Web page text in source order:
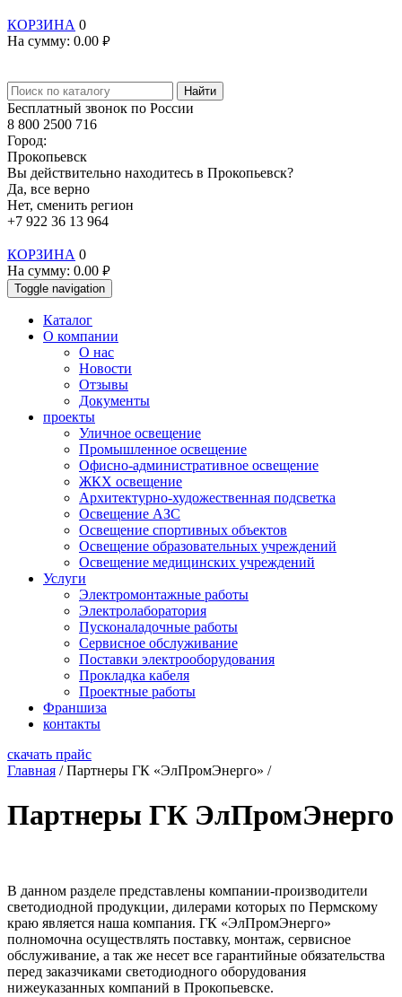
КОРЗИНА 0
На сумму: 0.00 руб.
Найти
Бесплатный звонок по России
8 800 2500 716
Город:
Прокопьевск
Вы действительно находитесь в Прокопьевск?
Да, все верно
Нет, сменить регион
+7 922 36 13 964
КОРЗИНА 0
На сумму: 0.00 руб.
Toggle navigation
Каталог
О компании
О нас
Новости
Отзывы
Документы
проекты
Уличное освещение
Промышленное освещение
Офисно-административное освещение
ЖКХ освещение
Архитектурно-художественная подсветка
Освещение АЗС
Освещение спортивных объектов
Освещение образовательных учреждений
Освещение медицинских учреждений
Услуги
Электромонтажные работы
Электролаборатория
Пусконаладочные работы
Сервисное обслуживание
Поставки электрооборудования
Прокладка кабеля
Проектные работы
Франшиза
контакты
скачать прайс
Главная / Партнеры ГК «ЭлПромЭнерго» /
Партнеры ГК ЭлПромЭнерго
В данном разделе представлены компании-производители
светодиодной продукции, дилерами которых по Пермскому
краю является наша компания. ГК «ЭлПромЭнерго»
полномочна осуществлять поставку, монтаж, сервисное
обслуживание, а так же несет все гарантийные обязательства
перед заказчиками светодиодного оборудования
нижеуказанных компаний в Прокопьевске.